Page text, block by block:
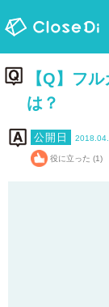
【Q】フ
は？
役に立った (1)